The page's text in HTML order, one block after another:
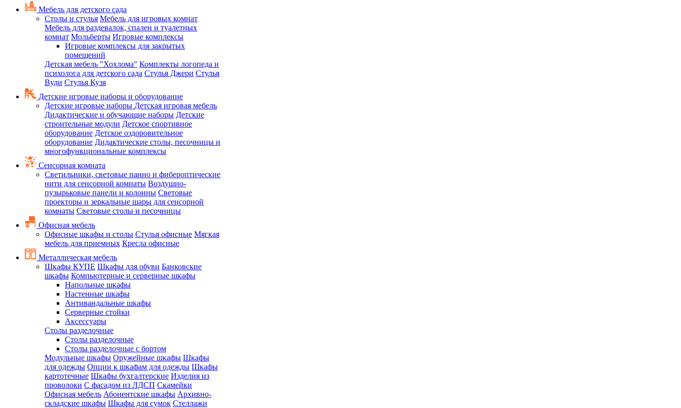
Мебель для детского сада
Столы и стулья Мебель для игровых комнат
Мебель для раздевалок, спален и туалетных
комнат Мольберты Игровые комплексы
Игровые комплексы для закрытых
помещений
Детская мебель "Хохлома" Комплекты логопеда и
психолога для детского сада Стулья Джери Стулья
Вуди Стулья Кузя
Детские игровые наборы и оборудование
Детские игровые наборы Детская игровая мебель
Дидактические и обучающие наборы Детские
строительные модули Детское спортивное
оборудование Детское оздоровительное
оборудование Дидактические столы, песочницы и
многофункциональные комплексы
Сенсорная комната
Светильники, световые панно и фибероптические
нити для сенсорной комнаты Воздушно-
пузырьковые панели и колонны Световые
проекторы и зеркальные шары для сенсорной
комнаты Световые столы и песочницы
Офисная мебель
Офисные шкафы и столы Стулья офисные Мягкая
мебель для приемных Кресла офисные
Металлическая мебель
Шкафы КУПЕ Шкафы для обуви Банковские
шкафы Компьютерные и серверные шкафы
Напольные шкафы
Настенные шкафы
Антивандальные шкафы
Серверные стойки
Аксессуары
Столы разделочные
Столы разделочные
Столы разделочные с бортом
Модульные шкафы Оружейные шкафы Шкафы
для одежды Опции к шкафам для одежды Шкафы
картотечные Шкафы бухгалтерские Изделия из
проволоки С фасадом из ЛДСП Скамейки
Офисная мебель Абонентские шкафы Архивно-
складские шкафы Шкафы для сумок Стеллажи